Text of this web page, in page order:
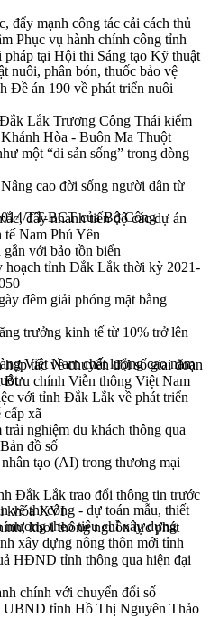
đẩy mạnh công tác cải cách thủ
Phục vụ hành chính công tỉnh
tại Hội thi Sáng tạo Kỹ thuật
Đề án 190 về phát triển nuôi
Lắk Trương Công Thái kiểm
Hòa - Buôn Ma Thuột
một “di sản sống” trong dòng
cao đời sống người dân từ
đẩy nhanh tiến độ các dự án
Nam Phú Yên
với bảo tồn biển
hoạch tỉnh Đắk Lắk thời kỳ 2021-
đêm giải phóng mặt bằng
trưởng kinh tế từ 10% trở lên
tác về chuyển đổi số giai đoạn
Bưu chính Viễn thông Việt Nam
với tỉnh Đắk Lắk về phát triển
xã
nghiệm du khách thông qua
đồ số
tạo (AI) trong thương mại
Đắk Lắk trao đổi thông tin trước
khóa XVI
khơi thông nguồn lực phát
HĐND tỉnh thông qua hiện đại
chính với chuyển đổi số
UBND tỉnh Hồ Thị Nguyên Thảo
nuôi, phân bón, thuốc bảo vệ
TT-BCT của Bộ Công
Việt Nam chất lượng cao năm
vẽ thi công - dự toán mẫu, thiết
mương theo tiêu chí xây dựng
xây dựng nông thôn mới tỉnh